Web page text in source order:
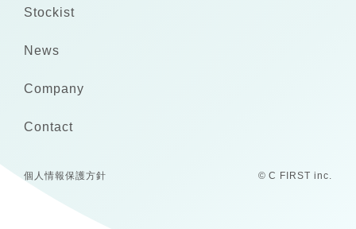
Stockist
News
Company
Contact
個人情報保護方針 © C FIRST inc.